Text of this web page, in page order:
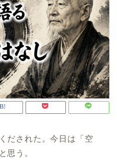
だされた。今日は「空
思う。